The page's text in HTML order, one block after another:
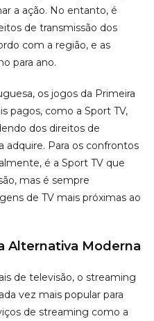
a ação. No entanto, é
de transmissão dos
com a região, e as
para ano.
os jogos da Primeira
pagos, como a Sport TV,
dos direitos de
adquire. Para os confrontos
é a Sport TV que
mas é sempre
de TV mais próximas ao
Alternativa Moderna
de televisão, o streaming
vez mais popular para
de streaming como a